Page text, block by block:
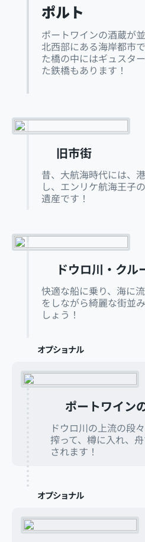
ポルト
ポートワインの酒蔵が
北西部にある海岸都市
た橋の中にはギュスタ
た鉄橋もあります！
旧市街
昔、大航海時代には、
し、エンリケ航海王子
遺産です！
ドウロ川・クル
快適な船に乗り、海に
をしながら綺麗な街並
しょう！
オプショナル
ポートワイン
ドウロ川の上流の段
搾って、樽に入れ、
されます！
オプショナル